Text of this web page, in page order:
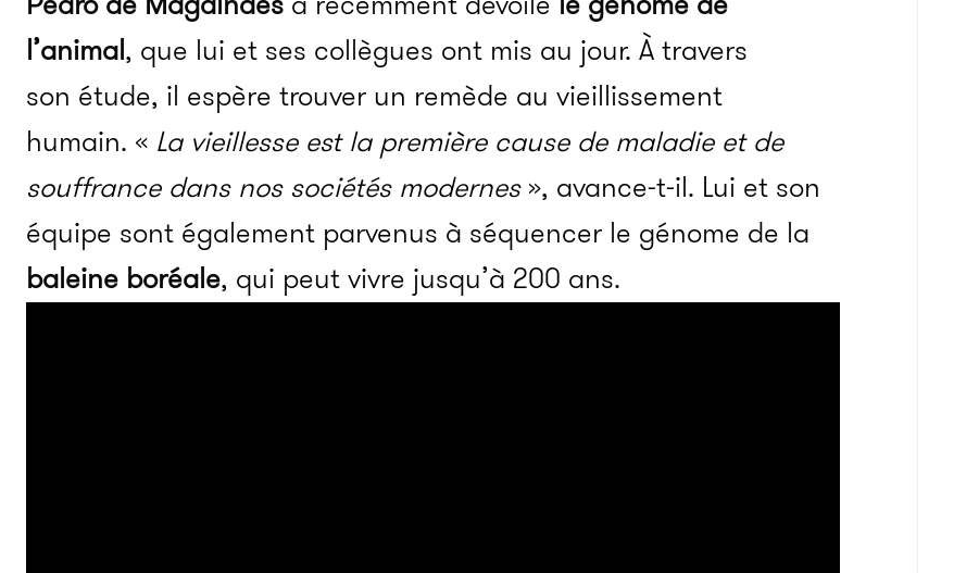
l’animal, que lui et ses collègues ont mis au jour. À travers
son étude, il espère trouver un remède au vieillissement
humain. « La vieillesse est la première cause de maladie et de
souffrance dans nos sociétés modernes», avance-t-il. Lui et son
équipe sont également parvenus à séquencer le génome de la
baleine boréale, qui peut vivre jusqu’à 200 ans.